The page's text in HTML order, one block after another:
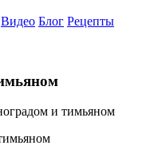
Видео Блог Рецепты
и тимьяном